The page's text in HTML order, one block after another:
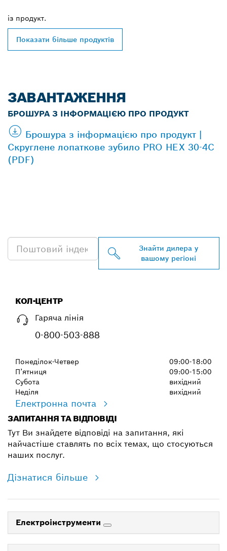
із продукт.
Показати більше продуктів
ЗАВАНТАЖЕННЯ
БРОШУРА З ІНФОРМАЦІЄЮ ПРО ПРОДУКТ
Брошура з інформацією про продукт |
Скруглене лопаткове зубило PRO HEX 30-4C
(PDF)
Знайти дилера у
вашому регіоні
КОЛ-ЦЕНТР
Гаряча лінія
0-800-503-888
Понеділок-Четвер
П’ятниця
Субота
Неділя
09:00-18:00
09:00-15:00
вихідний
вихідний
Електронна почта
ЗАПИТАННЯ ТА ВІДПОВІДІ
Тут Ви знайдете відповіді на запитання, які
найчастіше ставлять по всіх темах, що стосуються
наших послуг.
Дізнатися більше
Електроінструменти